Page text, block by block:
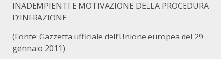
INADEMPIENTI E MOTIVAZIONE DELLA PROCEDURA
D’INFRAZIONE
(Fonte: Gazzetta ufficiale dell’Unione europea del 29
gennaio 2011)